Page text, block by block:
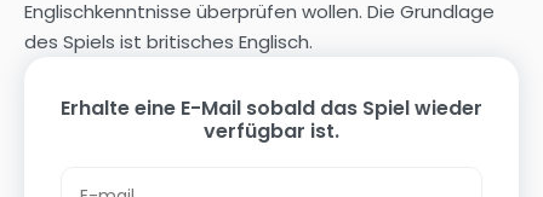
Englischkenntnisse überprüfen wollen. Die Grundlage
des Spiels ist britisches Englisch.
Erhalte eine E-Mail sobald das Spiel wieder
verfügbar ist.